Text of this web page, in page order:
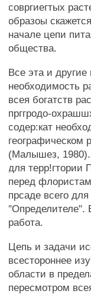
совргиегтых
образоы
начале цепи
общества.
Все эта и
необходимость
всея богатств
прггродо-
содер:кат
географическом
(Малышез,
для терр!гтории
перед
прсаде всего
"Определителе".
работа.
Цепь и задачи
всестороннее
области в
пересмотром